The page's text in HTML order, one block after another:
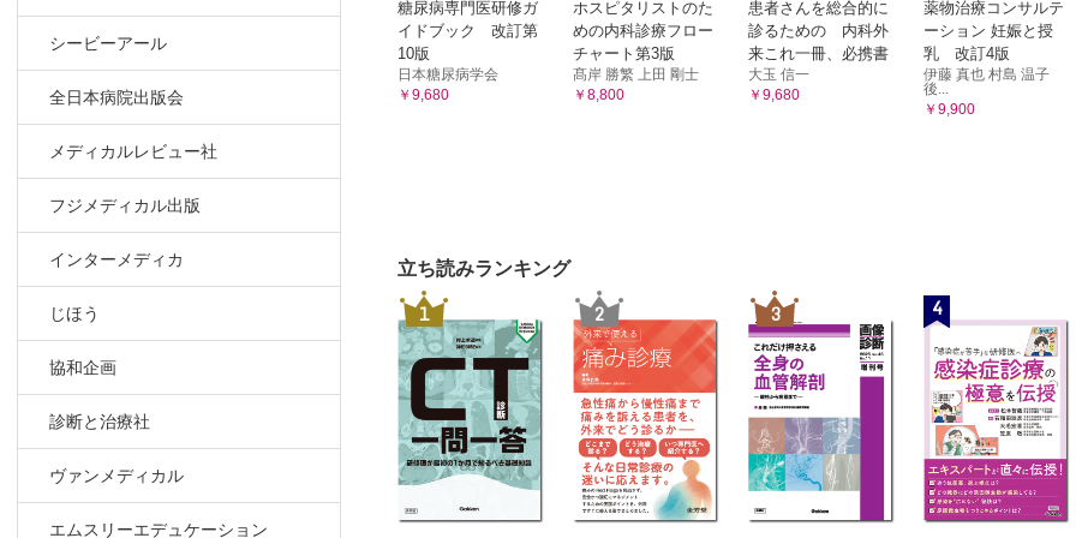
シービーアール
全日本病院出版会
メディカルレビュー社
フジメディカル出版
インターメディカ
じほう
協和企画
診断と治療社
ヴァンメディカル
エムスリーエデュケーション
糖尿病専門医研修ガ
イドブック 改訂第
10版
日本糖尿病学会
￥9,680
ホスピタリストのた
めの内科診療フロー
チャート第3版
髙岸 勝繁 上田 剛士
￥8,800
患者さんを総合的に
診るための 内科外
来これ一冊、必携書
大玉 信一
￥9,680
薬物治療コンサルテ
ーション 妊娠と授
乳 改訂4版
伊藤 真也 村島 温子
後...
￥9,900
立ち読みランキング
1 2 3 4